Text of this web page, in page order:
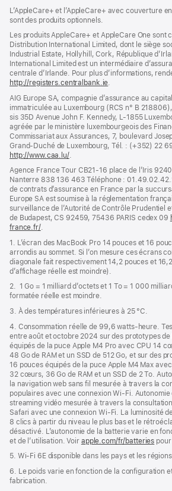
une
L’AppleCare+ et l’AppleCare+ avec couver­ture
sont des pro­duits optionnels.
Les produits AppleCare+ et AppleCare One sont
Distribution International Limited, dont le siège
Industrial Estate, Hollyhill, Cork, République
International Limited est un intermédiaire
centrale d’Irlande. Pour plus d’informations,
http://registers.centralbank.ie(s’ouvre
une
nouvelle
fenêtre)
.
AIG Europe SA, compagnie d’assurance au
immatriculée au Luxembourg (RCS n° B
sis 35D Avenue John F. Kennedy, L-1855
agréée par le ministère luxembourgeois des
Commissariat aux Assurances, 7, boulevard
Grand-Duché de Luxembourg, Tél. : (+352) 22
http://www.caa.lu/(s’ouvre
une
nouvelle
fenêtre)
.
Agence France Tour CB21-16 place de l’Iris
Nanterre 838 136 463 Téléphone :
de contrats d’assurance en France par la
Europe SA est soumise à la réglementation
surveillance de l’Autorité de Contrôle Prudentiel
de Budapest, CS 92459, 75436 PARIS cedex 09
france.fr/(s’ouvre
une
nouvelle
fenêtre)
.
1. L’écran des MacBook Pro 14 pouces et 16
arrondis au sommet. Si l’on mesure ces écrans
diagonale fait respectivement 14,2 pouces et
d’affichage réelle est moindre).
2. 1 Go = 1 milliard d’octets et 1 To = 1 000
formatée réelle est moindre.
3. À des températures inférieures à 25 °C.
4. Consommation réelle de 99,6 watts‑heure.
entre août et octobre 2024 sur des prototypes
équipés de la puce Apple M4 Pro avec CPU 14
48 Go de RAM et un SSD de 512 Go, et sur des
16 pouces équipés de la puce Apple M4 Max
32 cœurs, 36 Go de RAM et un SSD de 2 To.
la navigation web sans fil mesurée à travers la
populaires avec une connexion Wi-Fi.
streaming vidéo mesurée à travers la
Safari avec une connexion Wi-Fi. La luminosité
8 clics à partir du niveau le plus bas et le
désactivé. L’autonomie de la batterie varie en
et de l’utilisation. Voir apple.com/fr/batteries pour
5. Wi-Fi 6E disponible dans les pays et les
6. Le poids varie en fonction de la configuration
fabrication.